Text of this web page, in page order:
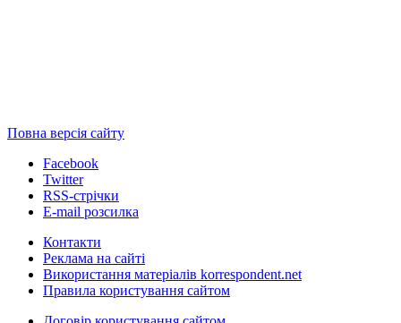
Повна версія сайту
Facebook
Twitter
RSS-стрічки
E-mail розсилка
Контакти
Реклама на сайті
Використання матеріалів korrespondent.net
Правила користування сайтом